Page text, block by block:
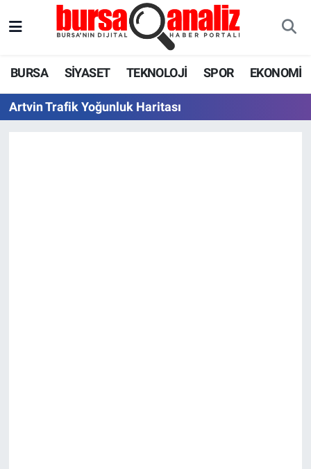
BURSA SİYASET TEKNOLOJİ SPOR EKONOMİ
Artvin Trafik Yoğunluk Haritası
TEKNOLOJİ
Trafik Durumu